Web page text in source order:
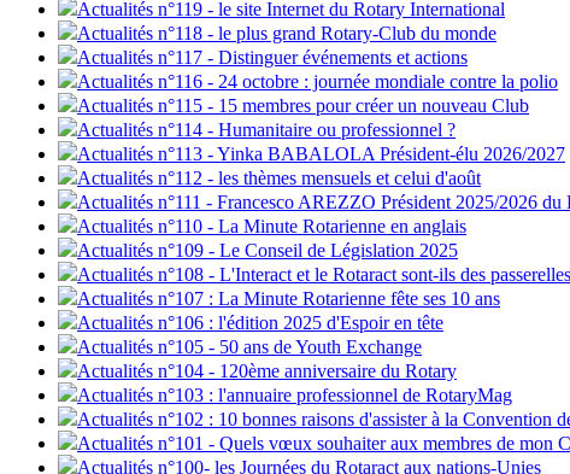
Actualités n°119 - le site Internet du Rotary International
Actualités n°118 - le plus grand Rotary-Club du monde
Actualités n°117 - Distinguer événements et actions
Actualités n°116 - 24 octobre : journée mondiale contre la polio
Actualités n°115 - 15 membres pour créer un nouveau Club
Actualités n°114 - Humanitaire ou professionnel ?
Actualités n°113 - Yinka BABALOLA Président-élu 2026/2027
Actualités n°112 - les thèmes mensuels et celui d'août
Actualités n°111 - Francesco AREZZO Président 2025/2026 du
Actualités n°110 - La Minute Rotarienne en anglais
Actualités n°109 - Le Conseil de Législation 2025
Actualités n°108 - L'Interact et le Rotaract sont-ils des passerelles
Actualités n°107 : La Minute Rotarienne fête ses 10 ans
Actualités n°106 : l'édition 2025 d'Espoir en tête
Actualités n°105 - 50 ans de Youth Exchange
Actualités n°104 - 120ème anniversaire du Rotary
Actualités n°103 : l'annuaire professionnel de RotaryMag
Actualités n°102 : 10 bonnes raisons d'assister à la Convention
Actualités n°101 - Quels vœux souhaiter aux membres de mon
Actualités n°100- les Journées du Rotaract aux nations-Unies